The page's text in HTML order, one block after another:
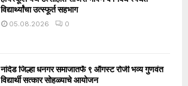
विद्यार्थ्यांचा उत्स्फूर्त सहभाग
05.08.2026 0
नांदेड जिल्हा धनगर समाजातर्फे ९ ऑगस्ट रोजी भव्य गुणवंत
विद्यार्थी सत्कार सोहळ्याचे आयोजन